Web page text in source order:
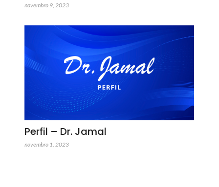
novembro 9, 2023
Perfil – Dr. Jamal
novembro 1, 2023